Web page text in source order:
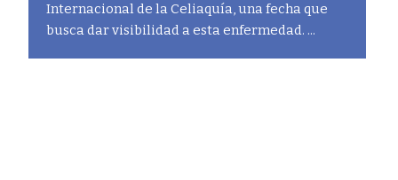
Internacional de la Celiaquía, una fecha que
busca dar visibilidad a esta enfermedad. ...